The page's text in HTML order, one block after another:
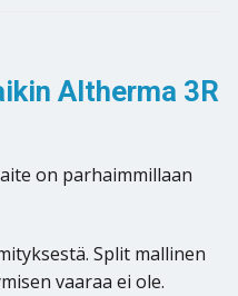
Altherma 3R
on parhaimmillaan
Split mallinen
vaaraa ei ole.